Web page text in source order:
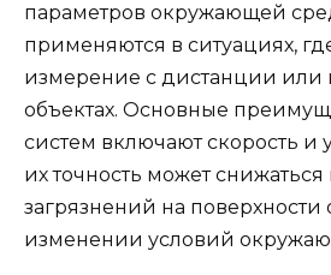
параметров окружающей
применяются в ситуациях,
измерение с дистанции или
объектах. Основные
систем включают скорость и
их точность может
загрязнений на поверхности
изменении условий